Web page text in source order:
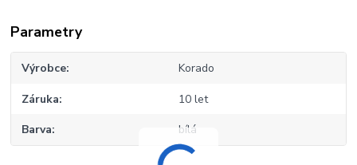
Parametry
Výrobce Korado
Záruka 10 let
Barva bílá